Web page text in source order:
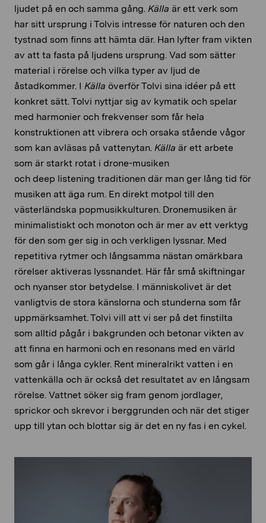
ljudet på en och samma gång. Källa är ett verk som
har sitt ursprung i Tolvis intresse för naturen och den
tystnad som finns att hämta där. Han lyfter fram vikten
av att ta fasta på ljudens ursprung. Vad som sätter
material i rörelse och vilka typer av ljud de
åstadkommer. I Källa överförTolvi sina idéer på ett
konkret sätt.Tolvi nyttjar sig av kymatik och spelar
med harmonier och frekvenser som får hela
konstruktionen att vibrera och orsaka stående vågor
som kan avläsas på vattenytan. Källa är ett arbete
som är starkt rotat i drone-musiken
och deep listening traditionen där man ger lång tid för
musiken att äga rum. En direkt motpol till den
västerländska popmusikkulturen. Dronemusiken är
minimalistiskt och monoton och är mer av ett verktyg
för den som ger sig in och verkligen lyssnar. Med
repetitiva rytmer och långsamma nästan omärkbara
rörelser aktiveras lyssnandet. Här får små skiftningar
och nyanser stor betydelse. I människolivet är det
vanligtvis de stora känslorna och stunderna som får
uppmärksamhet.Tolvi vill att vi ser på det finstilta
som alltid pågår i bakgrunden och betonar vikten av
att finna en harmoni och en resonans med en värld
som går i långa cykler. Rent mineralrikt vatten i en
vattenkälla och är också det resultatet av en långsam
rörelse. Vattnet söker sig fram genom jordlager,
sprickor och skrevor i berggrunden och när det stiger
upp till ytan och blottar sig är det en ny fas i en cykel.